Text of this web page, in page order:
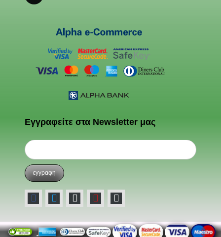
Εγγραφείτε στα Newsletter μας